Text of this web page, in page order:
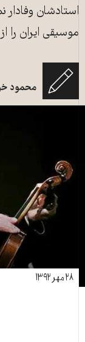
استادشان وفادار
موسیقی ایران را
محمود
۲۸ مهر ۱۳۹۲